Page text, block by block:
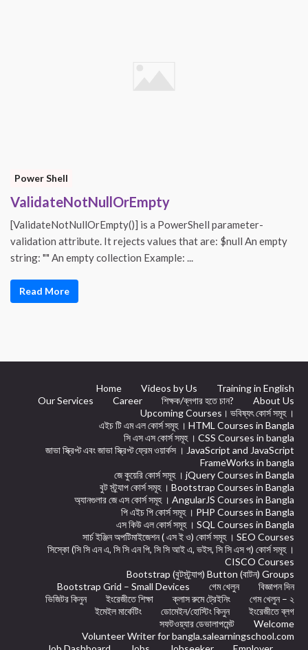
Power Shell
ValidateNotNullOrEmpty
[ValidateNotNullOrEmpty()] is a PowerShell parameter-
validation attribute. It rejects values that are: $null An empty
string: "" An empty collection Example: ...
Read More
Home Videos by Us
Training in English
Our Services
Career শিক্ষক/ব্লগার হতে চান?
About Us
Upcoming Courses। ভবিষ্যৎ কোর্স সমূহ ।
এইচ টি এম এল কোর্স সমূহ । HTML Courses in Bangla
সি এস এস কোর্স সমূহ । CSS Courses in bangla
জাভা স্ক্রিপ্ট এবং জাভা স্ক্রিপ্ট ফ্রেম ওয়ার্কস । JavaScript and JavaScript
FrameWorks in bangla
জে কুয়েরি কোর্স সমূহ । jQuery Courses in Bangla
বুট স্ট্র্যাপ কোর্স সমূহ । Bootstrap Courses in Bangla
অ্যানগুলার জে এস কোর্স সমূহ । AngularJS Courses in Bangla
পি এইচ পি কোর্স সমূহ । PHP Courses in Bangla
এস কিউ এল কোর্স সমূহ । SQL Courses in Bangla
সার্চ ইঞ্জিন অপটিমাইজেশন ( এস ই ও) কোর্স সমূহ । SEO Courses
সিস্কো (সি সি এন এ, সি সি এন পি, সি সি আই এ, ভইস, সি সি এস প) কোর্স সমূহ ।
CISCO Courses
Bootstrap (বুটস্ট্র্যাপ) Button (বাটন) Groups
Bootstrap Grid – Small Devices
গেম খেলুন
বিজ্ঞাপন দিন
ভিজিটর কিনুন
ইংরেজীতে শিক্ষা ক্লাস রুমে ট্রেইনিং
গেম খেলুন – ২
ইমেইল মার্কেটিং
ডোমেইন/হোস্টিং কিনুন
ইংরেজীতে ব্লগ
সফটওয়্যার ডেভালাপমেন্ট
Welcome
Volunteer Writer for bangla.salearningschool.com